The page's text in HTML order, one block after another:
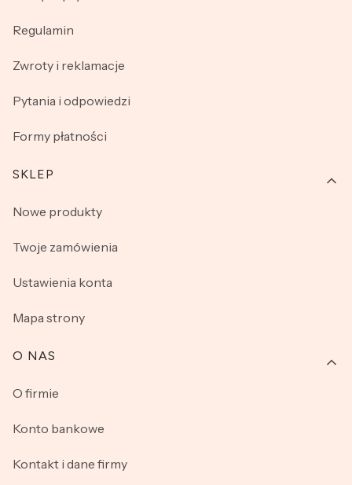
Regulamin
Zwroty i reklamacje
Pytania i odpowiedzi
Formy płatności
SKLEP
Nowe produkty
Twoje zamówienia
Ustawienia konta
Mapa strony
O NAS
O firmie
Konto bankowe
Kontakt i dane firmy